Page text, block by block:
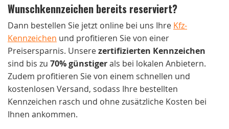
Wunschkennzeichen bereits reserviert?
Dann bestellen Sie jetzt online bei uns Ihre Kfz-
Kennzeichen und profitieren Sie von einer
Preisersparnis. Unserezertifizierten Kennzeichen
sind bis zu 70% günstigerals bei lokalen Anbietern.
Zudem profitieren Sie von einem schnellen und
kostenlosen Versand, sodass Ihre bestellten
Kennzeichen rasch und ohne zusätzliche Kosten bei
Ihnen ankommen.